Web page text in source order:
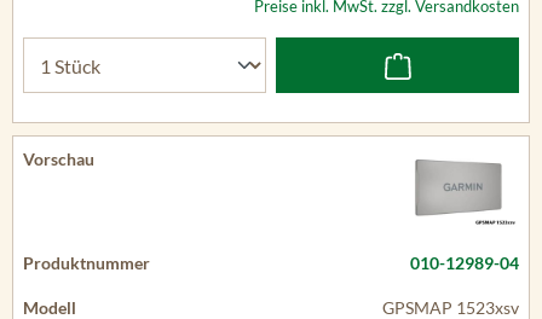
Preise inkl. MwSt. zzgl. Versandkosten
010-12989-04
GPSMAP 1523xsv